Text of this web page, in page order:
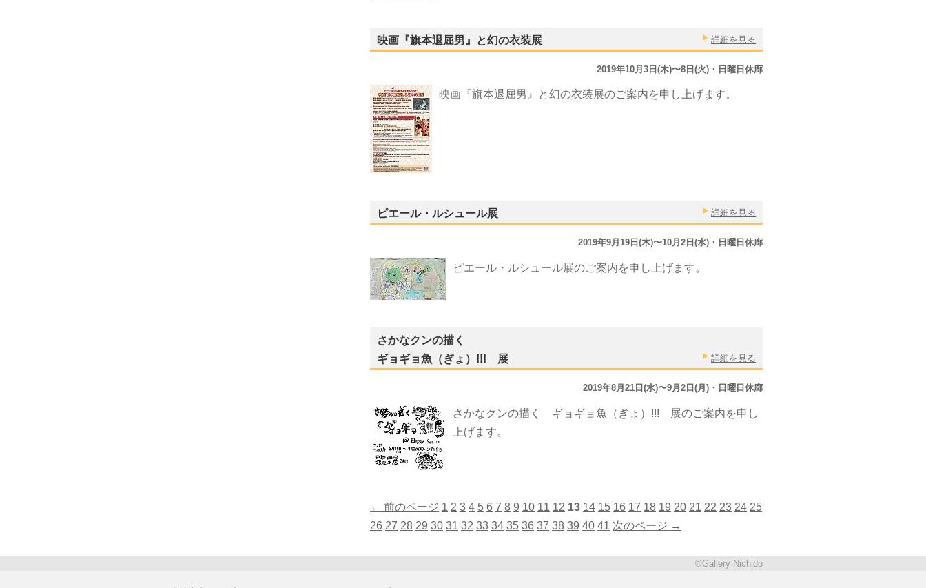
映画『旗本退屈男』と幻の衣装展 詳細を見る
2019年10月3日(木)〜8日(火)・日曜日休廊
映画『旗本退屈男』と幻の衣装展のご案内を申し上げます。
ピエール・ルシュール展 詳細を見る
2019年9月19日(木)〜10月2日(水)・日曜日休廊
ピエール・ルシュール展のご案内を申し上げます。
さかなクンの描く
ギョギョ魚（ぎょ）!!! 展
詳細を見る
2019年8月21日(水)〜9月2日(月)・日曜日休廊
さかなクンの描く ギョギョ魚（ぎょ）!!! 展のご案内を申し
上げます。
← 前のページ 1 2 3 4 5 6 7 8 9 10 11 12 13 14 15 16 17 18 19 20 21 22 23 24 25
26 27 28 29 30 31 32 33 34 35 36 37 38 39 40 41 次のページ →
©Gallery Nichido